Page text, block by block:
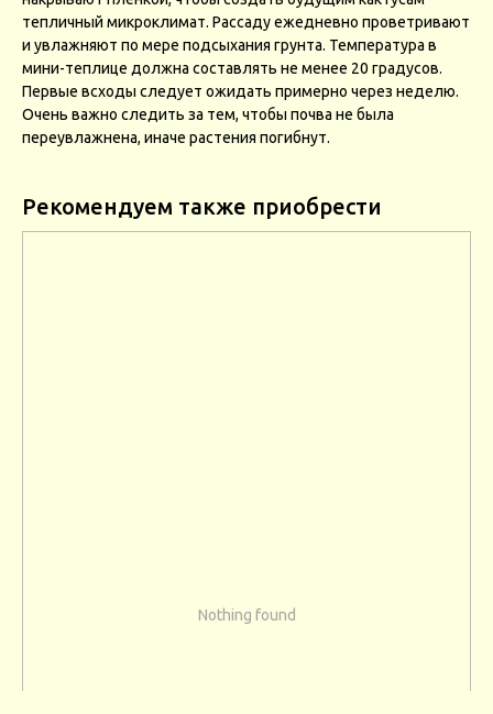
тепличный микроклимат. Рассаду ежедневно проветривают
и увлажняют по мере подсыхания грунта. Температура в
мини-теплице должна составлять не менее 20 градусов.
Первые всходы следует ожидать примерно через неделю.
Очень важно следить за тем, чтобы почва не была
переувлажнена, иначе растения погибнут.
Рекомендуем также приобрести
Nothing found